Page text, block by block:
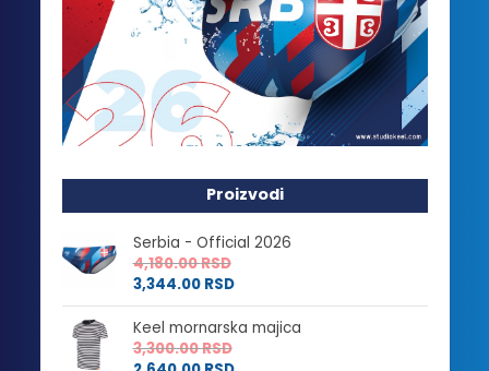
Proizvodi
Serbia - Official 2026
4,180.00RSD
3,344.00 RSD
Keel mornarska majica
3,300.00RSD